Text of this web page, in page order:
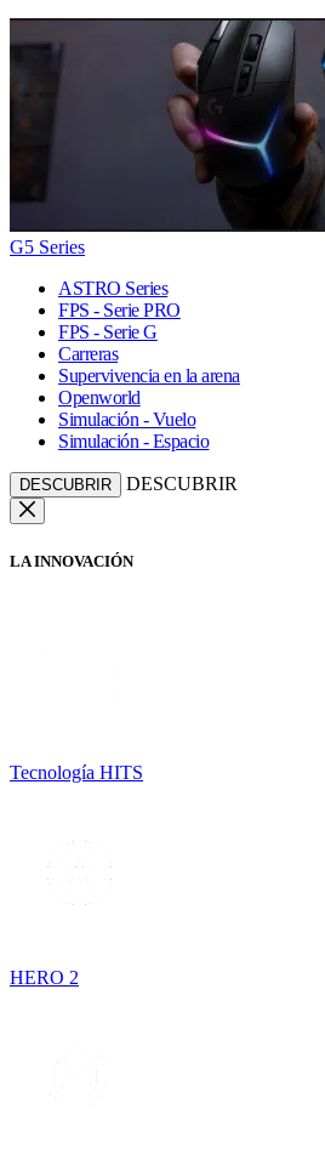
G5 Series
ASTRO Series
FPS - Serie PRO
FPS - Serie G
Carreras
Supervivencia en la arena
Openworld
Simulación - Vuelo
Simulación - Espacio
DESCUBRIR DESCUBRIR
LA INNOVACIÓN
Tecnología HITS
HERO 2